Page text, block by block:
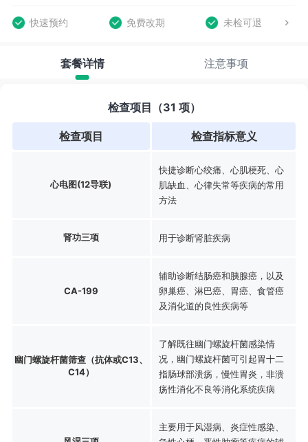
快速预约 免费改期 未检可退
套餐详情 注意事项
检查项目（31 项）
检查项目 检查指标意义
心电图(12导联)
快捷诊断心绞痛、心肌梗死、心
肌缺血、心律失常等疾病的常用
方法
肾功三项 用于诊断肾脏疾病
CA-199
辅助诊断结肠癌和胰腺癌，以及
卵巢癌、淋巴癌、胃癌、食管癌
及消化道的良性疾病等
幽门螺旋杆菌筛查（抗体或C13、
C14）
了解既往幽门螺旋杆菌感染情
况，幽门螺旋杆菌可引起胃十二
指肠球部溃疡，慢性胃炎，非溃
疡性消化不良等消化系统疾病
主要用于风湿病、炎症性感染、